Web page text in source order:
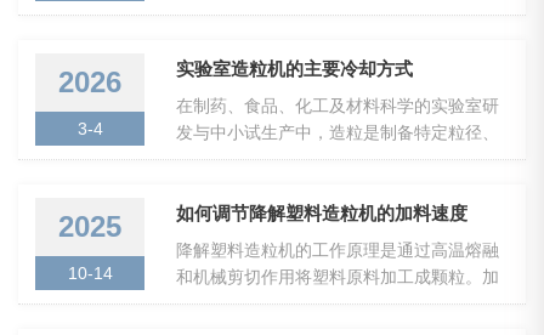
气泡、焦料，减少设备磨损。配方混合：按
比例混合主料与辅料，通过搅拌实现初步分
散，为均匀塑化奠定基础。2.定量喂料输送
采用计量喂料装置，匀速...
造粒环节是将混炼好的胶料或聚合物转化为
环节的核心设备，其安装质量与调试水平直
接决定了生产线的运行稳定性、颗粒成品的
均匀度以及设备的长期使用寿命。一套科学
1、前期准备与基础施工安装调试工作始于设
备到货之前的场地准备。弹性体造粒机通常
由挤出主机、水冷或风冷切粒系统、振动筛
分装置及电气控制柜等组成...
2026
3-4
实验室造粒机的主要冷却方式
在制药、食品、化工及材料科学的实验室研
发与中小试生产中，造粒是制备特定粒径、
流动性及堆密度固体颗粒的关键单元操作。
干法辊压等）常伴随热量产生或物料本身温
度较高，出料后的高温颗粒若不经有效冷
却，将导致一系列问题：颗粒结块、活性成
2025
10-14
如何调节降解塑料造粒机的加料速度
降解塑料造粒机的工作原理是通过高温熔融
和机械剪切作用将塑料原料加工成颗粒。加
料系统负责将塑料颗粒均匀地送入螺杆区进